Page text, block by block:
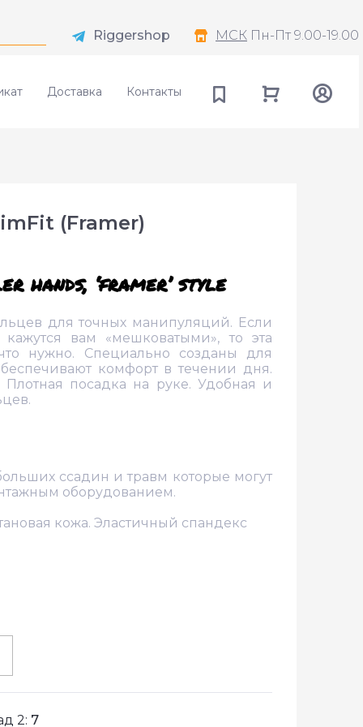
Riggershop МСК Пн-Пт 9.00-19.00
Доставка Контакты
(Framer)
‘framer’ style
для точных манипуляций. Если
вам «мешковатыми», то эта
нужно. Специально созданы для
комфорт в течении дня.
посадка на руке. Удобная и
ссадин и травм которые могут
оборудованием.
кожа. Эластичный спандекс
2: 7